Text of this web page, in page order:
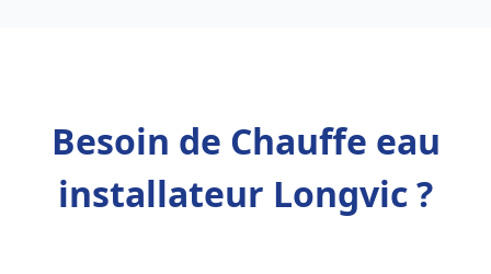
Besoin de Chauffe eau
installateur Longvic ?